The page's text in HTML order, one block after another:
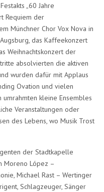
„60 Jahre
Requiem der
Münchner Chor Vox Nova in
das Kaffeekonzert
Weihnachtskonzert der
absolvierten die aktiven
wurden dafür mit Applaus
Ovation und vielen
kleine Ensembles
Veranstaltungen oder
des Lebens, wo Musik Trost
der Stadtkapelle
Moreno López –
Michael Rast – Wertinger
Schlagzeuger, Sänger